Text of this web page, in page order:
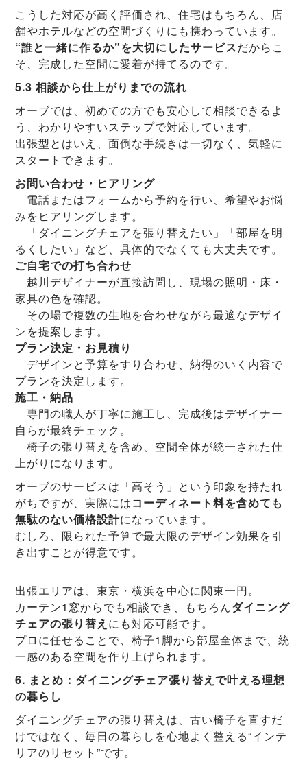
こうした対応が高く評価され、住宅はもちろん、店
舗やホテルなどの空間づくりにも携わっています。
“誰と一緒に作るか”を大切にしたサービスだからこ
そ、完成した空間に愛着が持てるのです。
5.3 相談から仕上がりまでの流れ
オーブでは、初めての方でも安心して相談できるよ
う、わかりやすいステップで対応しています。
出張型とはいえ、面倒な手続きは一切なく、気軽に
スタートできます。
お問い合わせ・ヒアリング
電話またはフォームから予約を行い、希望やお悩
みをヒアリングします。
「ダイニングチェアを張り替えたい」「部屋を明
るくしたい」など、具体的でなくても大丈夫です。
ご自宅での打ち合わせ
越川デザイナーが直接訪問し、現場の照明・床・
家具の色を確認。
その場で複数の生地を合わせながら最適なデザイ
ンを提案します。
プラン決定・お見積り
デザインと予算をすり合わせ、納得のいく内容で
プランを決定します。
施工・納品
専門の職人が丁寧に施工し、完成後はデザイナー
自らが最終チェック。
椅子の張り替えを含め、空間全体が統一された仕
上がりになります。
オーブのサービスは「高そう」という印象を持たれ
がちですが、実際にはコーディネート料を含めても
無駄のない価格設計になっています。
むしろ、限られた予算で最大限のデザイン効果を引
き出すことが得意です。
出張エリアは、東京・横浜を中心に関東一円。
カーテン1窓からでも相談でき、もちろんダイニング
チェアの張り替え にも対応可能です。
プロに任せることで、椅子1脚から部屋全体まで、統
一感のある空間を作り上げられます。
6. まとめ：ダイニングチェア張り替えで叶える理想
の暮らし
ダイニングチェアの張り替えは、古い椅子を直すだ
けではなく、毎日の暮らしを心地よく整える“インテ
リアのリセット”です。